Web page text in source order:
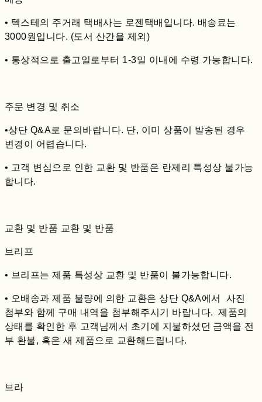
• 텍스테의 주거래 택배사는 로젠택배입니다. 배송료는
3000원입니다. (도서 산간을 제외)
• 통상적으로 출고일로부터 1-3일 이내에 수령 가능합니다.
주문 변경 및 취소
•상단 Q&A로 문의바랍니다. 단, 이미 상품이 발송된 경우
변경이 어렵습니다.
• 고객 변심으로 인한 교환 및 반품은 란제리 특성상 불가능
합니다.
교환 및 반품 교환 및 반품
브리프
• 브리프는 제품 특성상 교환 및 반품이 불가능합니다.
• 오배송과 제품 불량에 의한 교환은 상단 Q&A에서 사진
첨부와 함께 구매 내역을 첨부해주시기 바랍니다. 제품의
상태를 확인한 후 고객님께서 초기에 지불하셨던 금액을 전
부 환불, 혹은 새 제품으로 교환해드립니다.
브라